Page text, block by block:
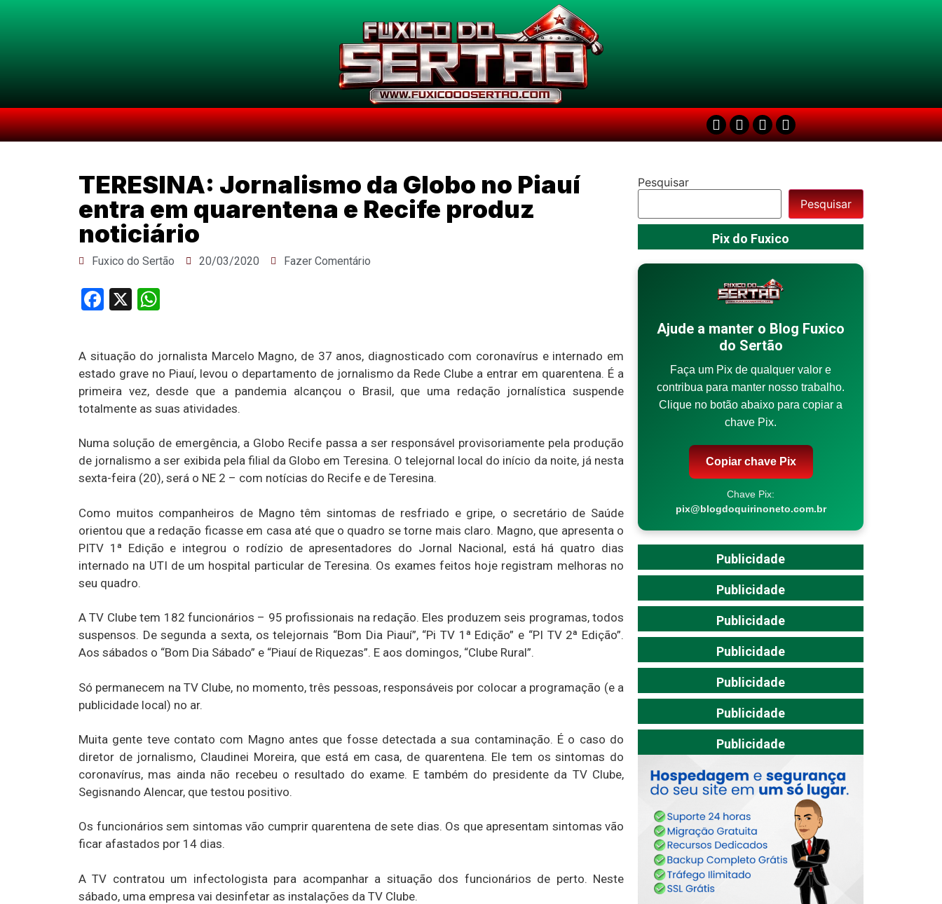
TERESINA: Jornalismo da Globo no Piauí
entra em quarentena e Recife produz
noticiário
Fuxico do Sertão 20/03/2020 Fazer Comentário
Facebook
X
A situação do jornalista Marcelo Magno, de 37 anos, diagnosticado com coronavírus e internado em
estado grave no Piauí, levou o departamento de jornalismo da Rede Clube a entrar em quarentena. É a
primeira vez, desde que a pandemia alcançou o Brasil, que uma redação jornalística suspende
totalmente as suas atividades.
Numa solução de emergência, a Globo Recife passa a ser responsável provisoriamente pela produção
de jornalismo a ser exibida pela filial da Globo em Teresina. O telejornal local do início da noite, já nesta
sexta-feira (20), será o NE 2 – com notícias do Recife e de Teresina.
Como muitos companheiros de Magno têm sintomas de resfriado e gripe, o secretário de Saúde
orientou que a redação ficasse em casa até que o quadro se torne mais claro. Magno, que apresenta o
PITV 1ª Edição e integrou o rodízio de apresentadores do Jornal Nacional, está há quatro dias
internado na UTI de um hospital particular de Teresina. Os exames feitos hoje registram melhoras no
seu quadro.
A TV Clube tem 182 funcionários – 95 profissionais na redação. Eles produzem seis programas, todos
suspensos. De segunda a sexta, os telejornais “Bom Dia Piauí”, “Pi TV 1ª Edição” e “PI TV 2ª Edição”.
Aos sábados o “Bom Dia Sábado” e “Piauí de Riquezas”. E aos domingos, “Clube Rural”.
Só permanecem na TV Clube, no momento, três pessoas, responsáveis por colocar a programação (e a
publicidade local) no ar.
Muita gente teve contato com Magno antes que fosse detectada a sua contaminação. É o caso do
diretor de jornalismo, Claudinei Moreira, que está em casa, de quarentena. Ele tem os sintomas do
coronavírus, mas ainda não recebeu o resultado do exame. E também do presidente da TV Clube,
Segisnando Alencar, que testou positivo.
Os funcionários sem sintomas vão cumprir quarentena de sete dias. Os que apresentam sintomas vão
ficar afastados por 14 dias.
A TV contratou um infectologista para acompanhar a situação dos funcionários de perto. Neste
sábado, uma empresa vai desinfetar as instalações da TV Clube.
Pesquisar
Pesquisar
Pix do Fuxico
Ajude a manter o Blog Fuxico
do Sertão
Faça um Pix de qualquer valor e
contribua para manter nosso trabalho.
Clique no botão abaixo para copiar a
chave Pix.
Copiar chave Pix
Chave Pix:
pix@blogdoquirinoneto.com.br
Publicidade
Publicidade
Publicidade
Publicidade
Publicidade
Publicidade
Publicidade